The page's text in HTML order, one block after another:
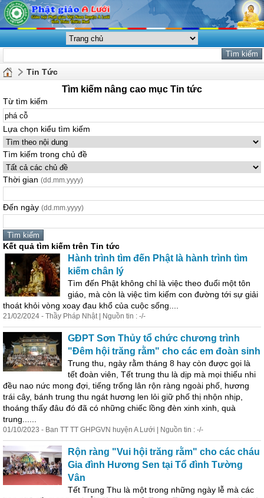
Tin Tức
Tìm kiếm nâng cao mục Tin tức
Từ tìm kiếm
Lựa chọn kiểu tìm kiếm
Tìm kiếm trong chủ đề
Thời gian (dd.mm.yyyy)
Đến ngày (dd.mm.yyyy)
Kết quả tìm kiếm trên Tin tức
Hành trình tìm đến Phật là hành trình tìm
kiếm chân lý
Tìm đến Phật không chỉ là việc theo đuổi một tôn
giáo, mà còn là việc tìm kiếm con đường tới sự giải
thoát khỏi vòng xoay đau khổ của cuộc sống....
21/02/2024 - Thầy Pháp Nhật | Nguồn tin : -/-
GĐPT Sơn Thủy tổ chức chương trình
"Đêm hội trăng rằm" cho các em đoàn sinh
Trung thu, ngày rằm tháng 8 hay còn được gọi là
tết đoàn viên, Tết trung thu là dịp mà mọi thiếu nhi
đều nao nức mong đợi, tiếng trống lân rộn ràng ngoài phố, hương
trái cây, bánh trung thu ngát hương len lỏi giữ phố thị nhộn nhịp,
thoáng thấy đâu đó đã có những chiếc lồng đèn xinh xinh, quà
trung......
01/10/2023 - Ban TT TT GHPGVN huyện A Lưới | Nguồn tin : -/-
Rộn ràng "Vui hội trăng rằm" cho các cháu
Gia đình Hương Sen tại Tổ đình Tường
Vân
Tết Trung Thu là một trong những ngày lễ mà các